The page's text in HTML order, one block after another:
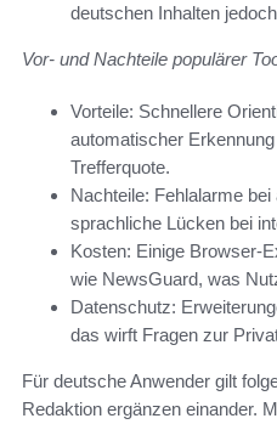
deutschen Inhalten
Vor- und Nachteile populärer
Vorteile: Schnellere
automatischer
Trefferquote.
Nachteile: Fehlalarme
sprachliche Lücken bei
Kosten: Einige Browser-
wie NewsGuard, was
Datenschutz:
das wirft Fragen zur
Für deutsche Anwender gilt
Redaktion ergänzen einander.